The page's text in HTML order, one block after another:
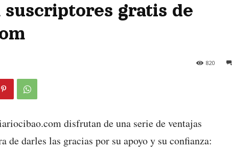
suscriptores gratis de
820
disfrutan de una serie de ventajas
de darles las gracias por su apoyo y su confianza: